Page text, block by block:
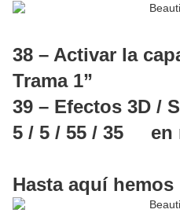
38 – Activar la
Trama 1”
39 – Efectos 3D /
5 / 5 / 55 / 35 en
Hasta aquí